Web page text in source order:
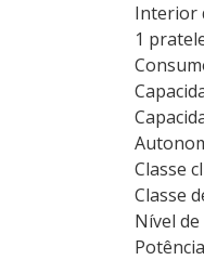
Interior
1
Classe
Classe
Nível